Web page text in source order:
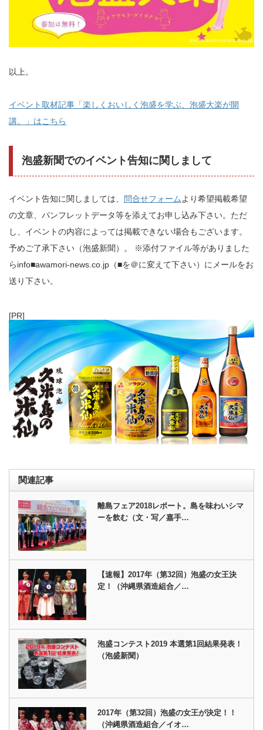
以上。
イベント取材記事「楽しくおいしく泡盛を学ぶ、泡盛大楽が開
講。」はこちら
泡盛新聞でのイベント告知に関しまして
イベント告知に関しましては、 問合せフォーム より希望掲載希望
の文章、パンフレットデータ等を添えてお申し込み下さい。ただ
し、イベントの内容によっては掲載できない場合もございます。
予めご了承下さい（泡盛新聞）。 ※添付ファイル等がありました
らinfo■awamori-news.co.jp（■を＠に変えて下さい）にメールをお
送り下さい。
[PR]
関連記事
離島フェア2018レポート。島を味わいシマ
ーを飲む（文・写／嘉手…
【速報】2017年（第32回）泡盛の女王決
定！（沖縄県酒造組合／…
泡盛コンテスト2019 本選第1回結果発表！
（泡盛新聞）
2017年（第32回）泡盛の女王が決定！！
（沖縄県酒造組合／イオ…